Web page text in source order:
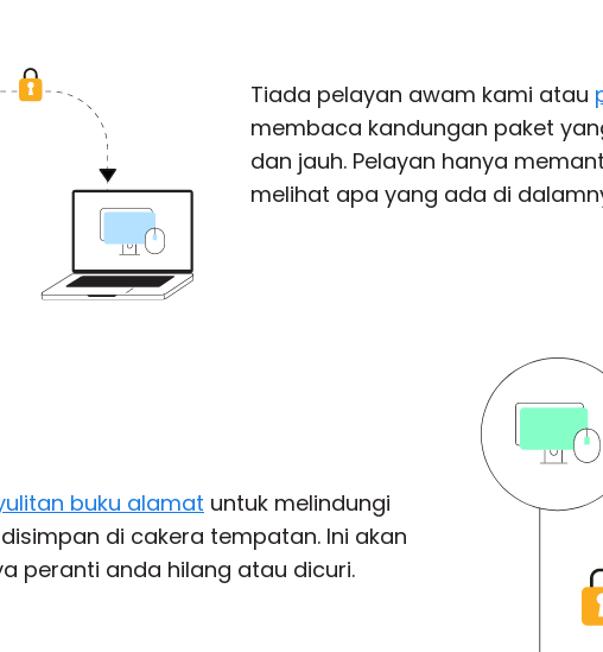
Tiada pelayan awam kami atau
membaca kandungan paket
dan jauh. Pelayan hanya
melihat apa yang ada di
buku alamat untuk melindungi
di cakera tempatan. Ini akan
peranti anda hilang atau dicuri.